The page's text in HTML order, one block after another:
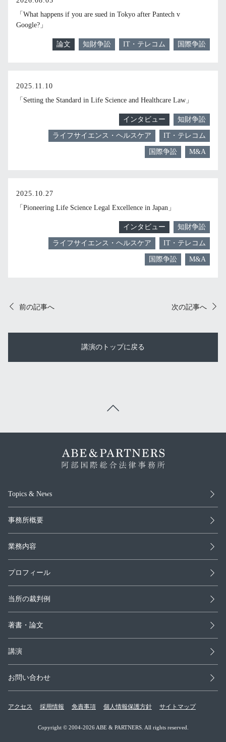
「What happens if you are sued in Tokyo after Pantech v
Google?」
論文 知財争訟 IT・テレコム 国際争訟
2025.11.10
「Setting the Standard in Life Science and Healthcare Law」
インタビュー 知財争訟
ライフサイエンス・ヘルスケア IT・テレコム
国際争訟 M&A
2025.10.27
「Pioneering Life Science Legal Excellence in Japan」
インタビュー 知財争訟
ライフサイエンス・ヘルスケア IT・テレコム
国際争訟 M&A
前の記事へ
講演のトップに戻る
次の記事へ
Topics & News
事務所概要
業務内容
プロフィール
当所の裁判例
著書・論文
講演
お問い合わせ
アクセス 採用情報 免責事項 個人情報保護方針 サイトマップ
Copyright © 2004-2026 ABE & PARTNERS. All rights reserved.